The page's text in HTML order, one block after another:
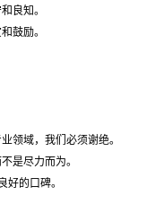
良知。
鼓励。
领域，我们必须谢绝。
是尽力而为。
的口碑。